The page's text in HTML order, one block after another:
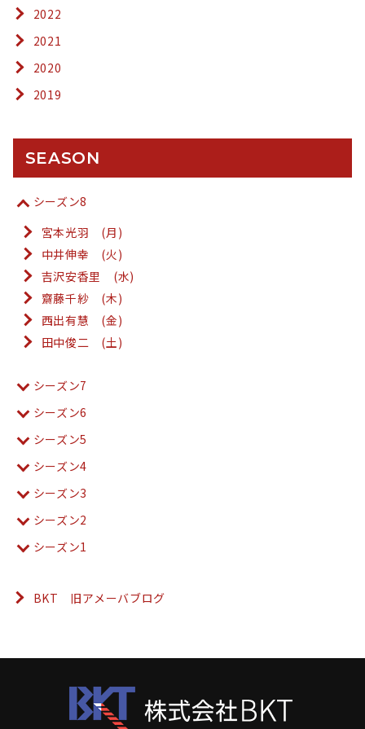
2022
2021
2020
2019
SEASON
シーズン8
宮本光羽 (月)
中井伸幸 (火)
吉沢安香里 (水)
齋藤千紗 (木)
西出有慧 (金)
田中俊二 (土)
シーズン7
シーズン6
シーズン5
シーズン4
シーズン3
シーズン2
シーズン1
BKT 旧アメーバブログ